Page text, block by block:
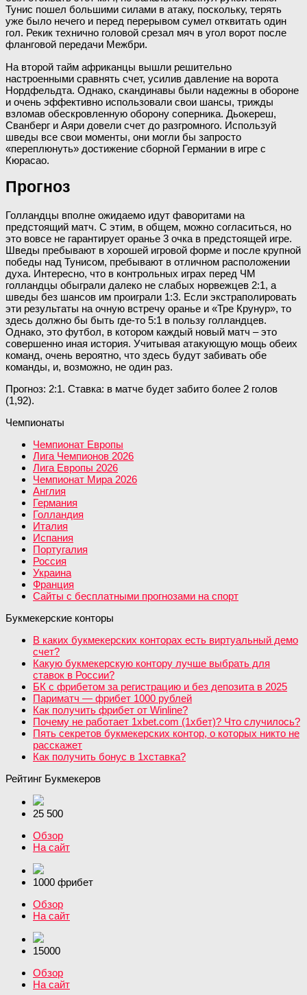
Тунис пошел большими силами в атаку, поскольку, терять
уже было нечего и перед перерывом сумел отквитать один
гол. Рекик технично головой срезал мяч в угол ворот после
фланговой передачи Межбри.
На второй тайм африканцы вышли решительно
настроенными сравнять счет, усилив давление на ворота
Нордфельдта. Однако, скандинавы были надежны в обороне
и очень эффективно использовали свои шансы, трижды
взломав обескровленную оборону соперника. Дьокереш,
Сванберг и Аяри довели счет до разгромного. Используй
шведы все свои моменты, они могли бы запросто
«переплюнуть» достижение сборной Германии в игре с
Кюрасао.
Прогноз
Голландцы вполне ожидаемо идут фаворитами на
предстоящий матч. С этим, в общем, можно согласиться, но
это вовсе не гарантирует оранье 3 очка в предстоящей игре.
Шведы пребывают в хорошей игровой форме и после крупной
победы над Тунисом, пребывают в отличном расположении
духа. Интересно, что в контрольных играх перед ЧМ
голландцы обыграли далеко не слабых норвежцев 2:1, а
шведы без шансов им проиграли 1:3. Если экстраполировать
эти результаты на очную встречу оранье и «Тре Крунур», то
здесь должно бы быть где-то 5:1 в пользу голландцев.
Однако, это футбол, в котором каждый новый матч – это
совершенно иная история. Учитывая атакующую мощь обеих
команд, очень вероятно, что здесь будут забивать обе
команды, и, возможно, не один раз.
Прогноз: 2:1. Ставка: в матче будет забито более 2 голов
(1,92).
Чемпионаты
Чемпионат Европы
Лига Чемпионов 2026
Лига Европы 2026
Чемпионат Мира 2026
Англия
Германия
Голландия
Италия
Испания
Португалия
Россия
Украина
Франция
Сайты с бесплатными прогнозами на спорт
Букмекерские конторы
В каких букмекерских конторах есть виртуальный демо
счет?
Какую букмекерскую контору лучше выбрать для
ставок в России?
БК с фрибетом за регистрацию и без депозита в 2025
Париматч — фрибет 1000 рублей
Как получить фрибет от Winline?
Почему не работает 1xbet.com (1хбет)? Что случилось?
Пять секретов букмекерских контор, о которых никто не
расскажет
Как получить бонус в 1хставка?
Рейтинг Букмекеров
25 500
Обзор
На сайт
1000 фрибет
Обзор
На сайт
15000
Обзор
На сайт